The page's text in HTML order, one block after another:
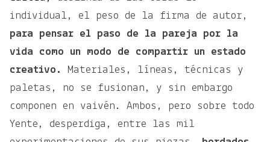
individual, el peso de la firma de autor,
para pensar el paso de la pareja por la
vida como un modo de compartir un estado
creativo. Materiales, líneas, técnicas y
paletas, no se fusionan, y sin embargo
componen en vaivén. Ambos, pero sobre todo
Yente, desperdiga, entre las mil